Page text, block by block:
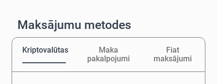
Maksājumu metodes
Kriptovalūtas
Maka
pakalpojumi
Fiat
maksājumi